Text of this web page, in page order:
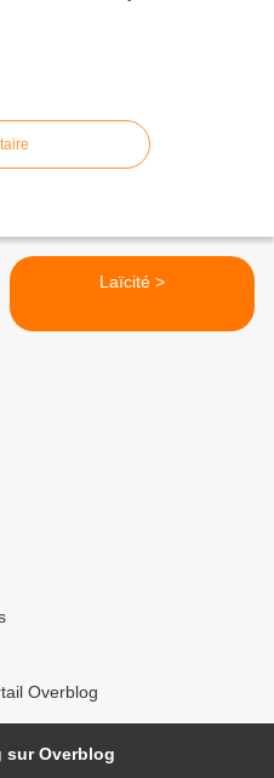
Laïcité >
Overblog
sur Overblog